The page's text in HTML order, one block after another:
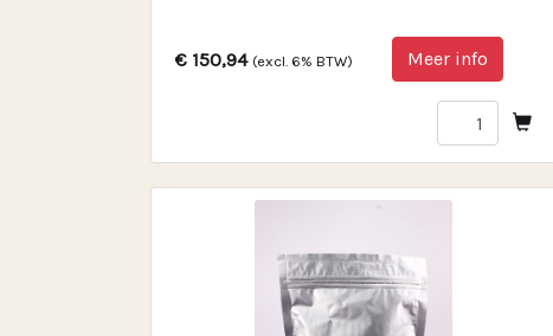
€ 150,94 (excl. 6% BTW) Meer info